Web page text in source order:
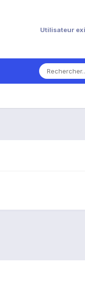
Utilisateur